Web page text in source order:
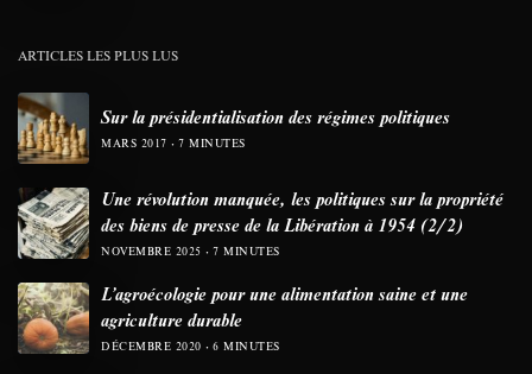
ARTICLES LES PLUS LUS
Sur la présidentialisation des régimes politiques
MARS 2017 7 MINUTES
Une révolution manquée, les politiques sur la propriété
des biens de presse de la Libération à 1954 (2/2)
NOVEMBRE 2025 7 MINUTES
L’agroécologie pour une alimentation saine et une
agriculture durable
DÉCEMBRE 2020 6 MINUTES